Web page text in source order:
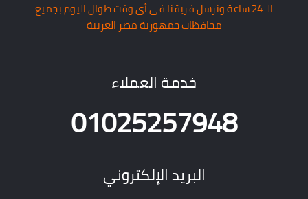
الـ 24 ساعة ونرسل فريقنا في أى وقت طوال اليوم بجميع
محافظات جمهورية مصر العربية
خدمة العملاء
01025257948
البريد الإلكتروني